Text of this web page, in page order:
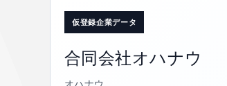
仮登録企業データ
合同会社オハナウ